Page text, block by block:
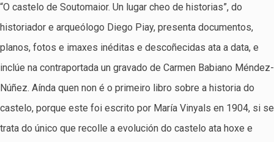
“O castelo de Soutomaior. Un lugar cheo de historias”, do
historiador e arqueólogo Diego Piay, presenta documentos,
planos, fotos e imaxes inéditas e descoñecidas ata a data, e
inclúe na contraportada un gravado de Carmen Babiano Méndez-
Núñez. Aínda quen non é o primeiro libro sobre a historia do
castelo, porque este foi escrito por María Vinyals en 1904, si se
trata do único que recolle a evolución do castelo ata hoxe e